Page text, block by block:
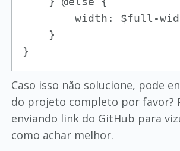
width: $full-
    }
}
Caso isso não solucione, pode
do projeto completo por favor?
enviando link do GitHub para
como achar melhor.